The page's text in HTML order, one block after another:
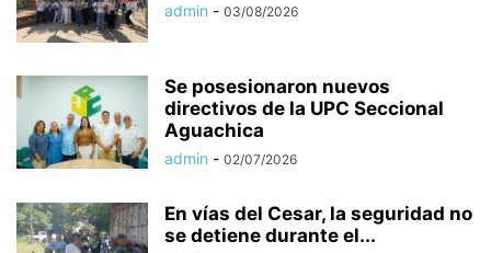
admin - 03/08/2026
Se posesionaron nuevos
directivos de la UPC Seccional
Aguachica
admin - 02/07/2026
En vías del Cesar, la seguridad no
se detiene durante el...